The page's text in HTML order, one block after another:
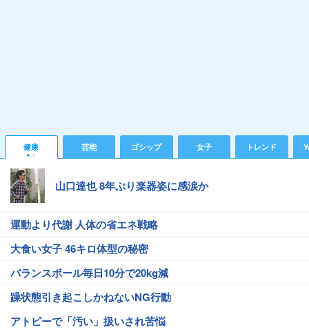
健康 芸能 ゴシップ 女子 トレンド
山口達也 8年ぶり楽器姿に感涙か
運動より代謝 人体の省エネ戦略
大食い女子 46キロ体型の秘密
バランスボール毎日10分で20kg減
躁状態引き起こしかねないNG行動
アトピーで「汚い」扱いされ苦悩